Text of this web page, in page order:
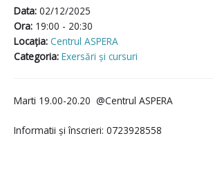
Data: 02/12/2025
Ora: 19:00 - 20:30
Locaţia: Centrul ASPERA
Categoria: Exersări și cursuri
Marti 19.00-20.20 @Centrul ASPERA
Informatii și înscrieri: 0723928558